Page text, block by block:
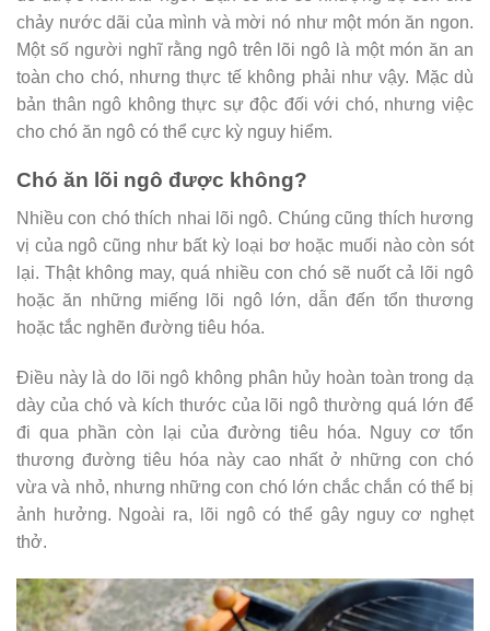
chảy nước dãi của mình và mời nó như một món ăn ngon.
Một số người nghĩ rằng ngô trên lõi ngô là một món ăn an
toàn cho chó, nhưng thực tế không phải như vậy. Mặc dù
bản thân ngô không thực sự độc đối với chó, nhưng việc
cho chó ăn ngô có thể cực kỳ nguy hiểm.
Chó ăn lõi ngô được không?
Nhiều con chó thích nhai lõi ngô. Chúng cũng thích hương
vị của ngô cũng như bất kỳ loại bơ hoặc muối nào còn sót
lại. Thật không may, quá nhiều con chó sẽ nuốt cả lõi ngô
hoặc ăn những miếng lõi ngô lớn, dẫn đến tổn thương
hoặc tắc nghẽn đường tiêu hóa.
Điều này là do lõi ngô không phân hủy hoàn toàn trong dạ
dày của chó và kích thước của lõi ngô thường quá lớn để
đi qua phần còn lại của đường tiêu hóa. Nguy cơ tổn
thương đường tiêu hóa này cao nhất ở những con chó
vừa và nhỏ, nhưng những con chó lớn chắc chắn có thể bị
ảnh hưởng. Ngoài ra, lõi ngô có thể gây nguy cơ nghẹt
thở.